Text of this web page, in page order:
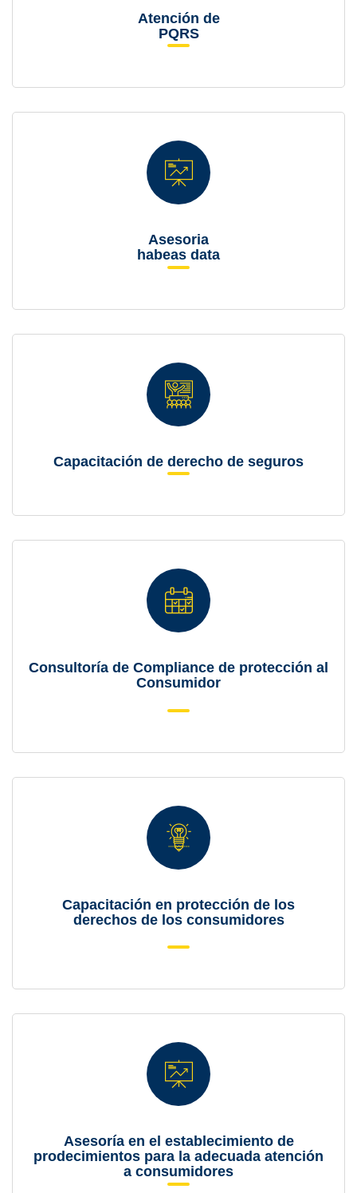
Atención de
PQRS
Asesoria
habeas data
Capacitación de derecho de seguros
Consultoría de Compliance de protección al
Consumidor
Capacitación en protección de los
derechos de los consumidores
Asesoría en el establecimiento de
prodecimientos para la adecuada atención
a consumidores